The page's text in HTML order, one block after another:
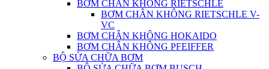
BƠM CHÂN KHÔNG RIETSCHLE
BƠM CHÂN KHÔNG RIETSCHLE V-
VC
BƠM CHÂN KHÔNG HOKAIDO
BƠM CHÂN KHÔNG PFEIFFER
BỘ SỬA CHỮA BƠM